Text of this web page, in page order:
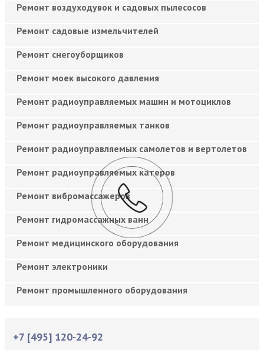
Ремонт воздуходувок и садовых пылесосов
Ремонт садовые измельчителей
Ремонт снегоуборщиков
Ремонт моек высокого давления
Ремонт радиоуправляемых машин и мотоциклов
Ремонт радиоуправляемых танков
Ремонт радиоуправляемых самолетов и вертолетов
Ремонт радиоуправляемых катеров
Ремонт вибромассажеров
Ремонт гидромассажных ванн
Ремонт медицинского оборудования
Ремонт электроники
Ремонт промышленного оборудования
+7 [495] 120-24-92